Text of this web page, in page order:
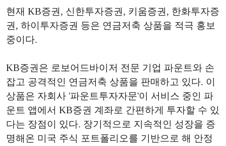
현재 KB증권, 신한투자증권, 키움증권, 한화투자증
권, 하이투자증권 등은 연금저축 상품을 적극 홍보
중이다.
KB증권은 로보어드바이저 전문 기업 파운트와 손
잡고 공격적인 연금저축 상품을 판매하고 있다. 이
상품은 자회사 '파운트투자자문'이 서비스 중인 파
운트 앱에서 KB증권 계좌로 간편하게 투자할 수 있
다는 장점이 있다. 장기적으로 지속적인 성장을 증
명해온 미국 주식 포트폴리오를 기반으로 해 안정